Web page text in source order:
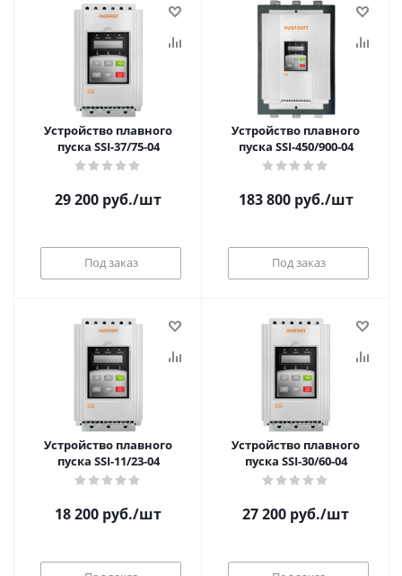
Устройство плавного
пуска SSI-37/75-04
29 200 руб./шт
Под заказ
Устройство плавного
пуска SSI-450/900-04
183 800руб./шт
Под заказ
Устройство плавного
пуска SSI-11/23-04
18 200 руб./шт
Устройство плавного
пуска SSI-30/60-04
27 200 руб./шт